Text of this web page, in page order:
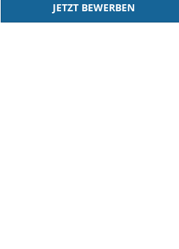
JETZT BEWERBEN